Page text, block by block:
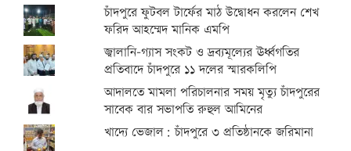
চাঁদপুরে ফুটবল টার্ফের মাঠ উদ্বোধন করলেন শেখ
ফরিদ আহম্মেদ মানিক এমপি
জ্বালানি-গ্যাস সংকট ও দ্রব্যমূল্যের ঊর্ধ্বগতির
প্রতিবাদে চাঁদপুরে ১১ দলের স্মারকলিপি
আদালতে মামলা পরিচালনার সময় মৃত্যু চাঁদপুরের
সাবেক বার সভাপতি রুহুল আমিনের
খাদ্যে ভেজাল: চাঁদপুরে ৩ প্রতিষ্ঠানকে জরিমানা